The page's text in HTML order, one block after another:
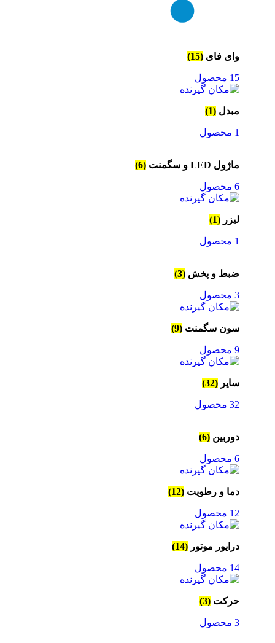
وای فای (15)
15 محصول
مبدل (1)
1 محصول
ماژول LED و سگمنت (6)
6 محصول
لیزر (1)
1 محصول
ضبط و پخش (3)
3 محصول
سون سگمنت (9)
9 محصول
سایر (32)
32 محصول
دوربین (6)
6 محصول
دما و رطویت (12)
12 محصول
درایور موتور (14)
14 محصول
حرکت (3)
3 محصول